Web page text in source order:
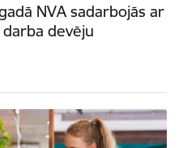
NVA sadarbojās ar
devēju